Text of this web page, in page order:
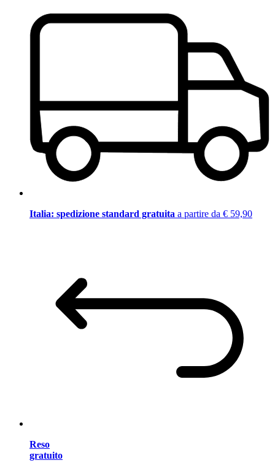
Italia: spedizione standard gratuita a partire da € 59,90
Reso
gratuito